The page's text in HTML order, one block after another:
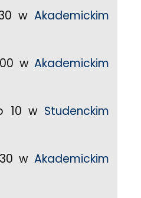
w Akademickim
w Akademickim
10 w Studenckim
w Akademickim